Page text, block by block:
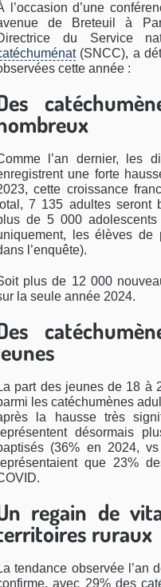
l’occasion d’une
de Breteuil à
du Service
(SNCC), a
cette année :
l’an dernier, les
une forte
cette croissance
7 135 adultes seront
de 5 000 adolescents
les élèves de
l’enquête).
plus de 12 000
la seule année 2024.
part des jeunes de 18 à
les catéchumènes
la hausse très
désormais
(36% en 2024,
que 23%
regain de
ruraux
tendance observée l’an
avec 29% des